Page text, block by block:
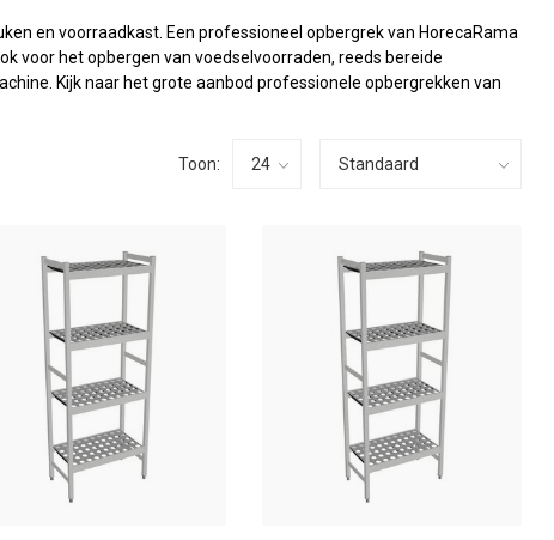
en voorraadkast. Een professioneel opbergrek van HorecaRama
voor het opbergen van voedselvoorraden, reeds bereide
Kijk naar het grote aanbod professionele opbergrekken van
Toon: